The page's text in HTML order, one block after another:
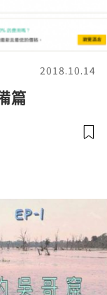
2018.10.14
篇